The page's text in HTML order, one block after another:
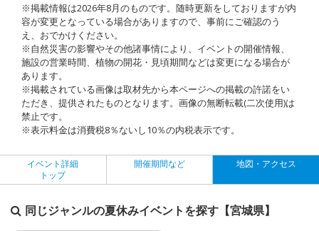
※掲載情報は2026年8月のものです。随時更新をしておりますが内
容が変更となっている場合がありますので、事前にご確認のう
え、おでかけください。
※自然災害の影響やその他諸事情により、イベントの開催情報、
施設の営業時間、植物の開花・見頃期間などは変更になる場合が
あります。
※掲載されている画像は取材先から本ページへの掲載の許諾をい
ただき、提供されたものとなります。画像の無断転載(二次使用)は
禁止です。
※表示料金は消費税8％ないし10％の内税表示です。
イベント詳細
トップ
開催期間など 地図・アクセス
同じジャンルの夏休みイベントを探す【宮城県】